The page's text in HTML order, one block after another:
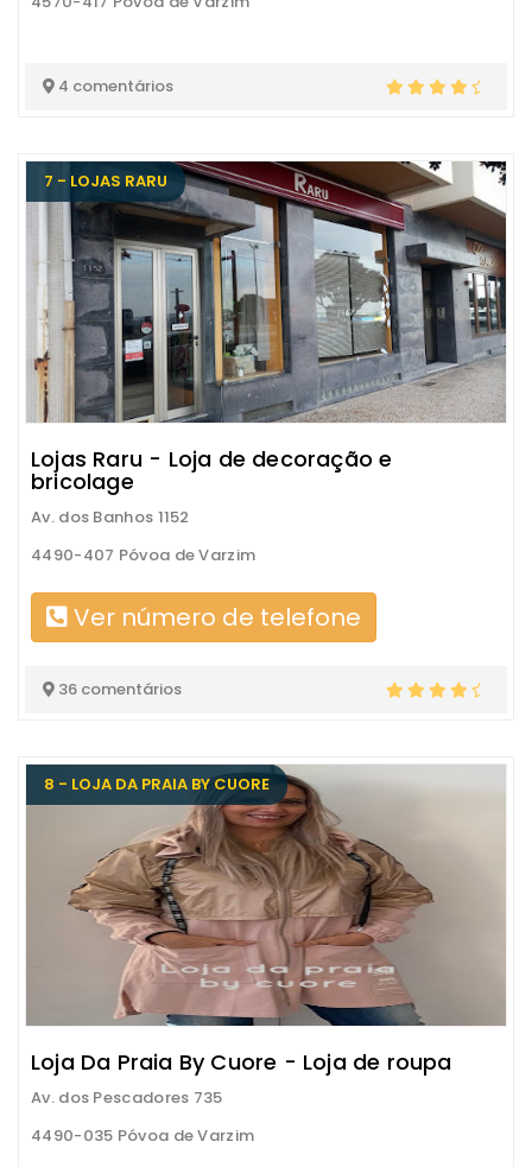
4 comentários
7 - LOJAS RARU
Lojas Raru - Loja de decoração e
bricolage
Av. dos Banhos 1152
4490-407 Póvoa de Varzim
Ver número de telefone
36 comentários
8 - LOJA DA PRAIA BY CUORE
Loja Da Praia By Cuore - Loja de roupa
Av. dos Pescadores 735
4490-035 Póvoa de Varzim